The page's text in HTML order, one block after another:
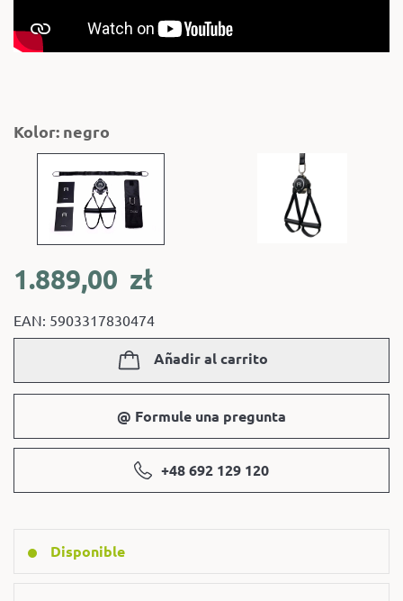
Kolor: negro
1.889,00 zł
EAN: 5903317830474
Añadir al carrito
@ Formule una pregunta
+48 692 129 120
Disponible